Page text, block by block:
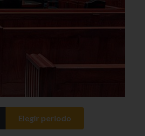
Elegir periodo